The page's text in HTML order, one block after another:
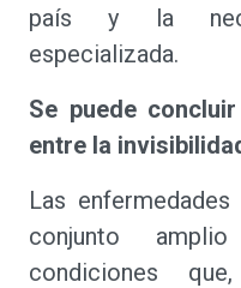
país y la
especializada.
Se puede
entre la
Las
conjunto
condiciones